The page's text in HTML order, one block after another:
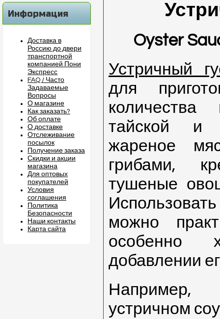
Информация
Доставка в
Россию до двери
транспортной
компанией Пони
Экспресс
FAQ / Часто
Задаваемые
Вопросы
О магазине
Как заказать?
Об оплате
О доставке
Отслеживание
посылок
Получение заказа
Скидки и акции
магазина
Для оптовых
покупателей
Условия
соглашения
Политика
Безопасности
Наши контакты
Карта сайта
Oyster
Устричный
для
тайской и
жареное
грибами,
тушеные
можно
особенно
добавлении
Например,
устричном